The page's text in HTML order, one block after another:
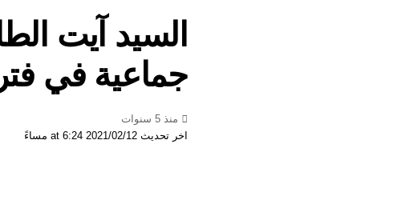
السيد آيت
جماعية في فترة
اخر تحديث 2021/02/12 at 6:24 مساءً
منذ 5 سنوات